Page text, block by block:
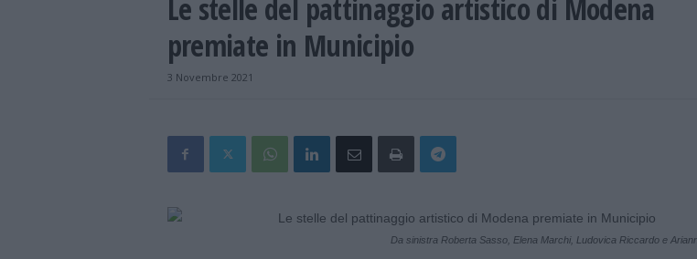
Le stelle del pattinaggio artistico di Modena
premiate in Municipio
3 Novembre 2021
Da sinistra Roberta Sasso, Elena Marchi, Ludovica Riccardo e